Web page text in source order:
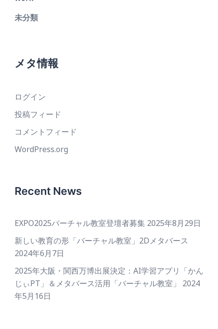
未分類
メタ情報
ログイン
投稿フィード
コメントフィード
WordPress.org
Recent News
EXPO2025バーチャル教室登壇者募集 2025年8月29日
新しい教育の形「バーチャル教室」2Dメタバース
2024年6月7日
2025年大阪・関西万博出展決定：AI学習アプリ「かん
じぃPT」＆メタバース活用「バーチャル教室」
2024
年5月16日